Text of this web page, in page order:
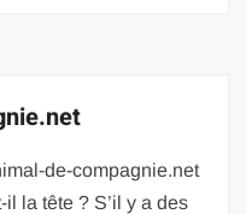
de-compagnie.net
la tête ? S’il y a des